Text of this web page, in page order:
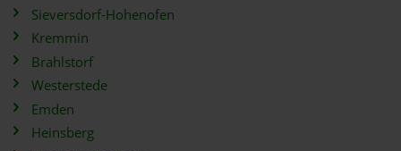
Sieversdorf-Hohenofen
Kremmin
Brahlstorf
Westerstede
Emden
Heinsberg